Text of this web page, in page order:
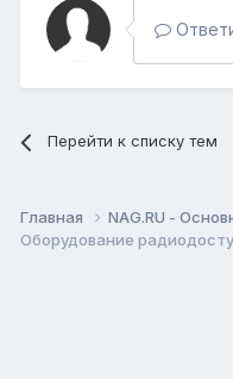
Перейти к списку тем
Главная NAG.RU -
Оборудование